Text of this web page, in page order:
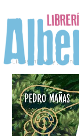
Libros Infantil y juvenil